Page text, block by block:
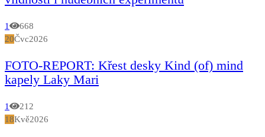
1
668
20Čvc2026
FOTO-REPORT: Křest desky Kind (of) mind
kapely Laky Mari
1
212
18Kvě2026